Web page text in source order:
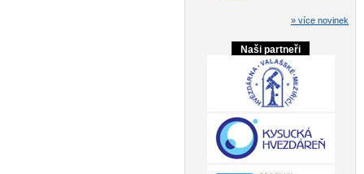
» více novinek
Naši partneři